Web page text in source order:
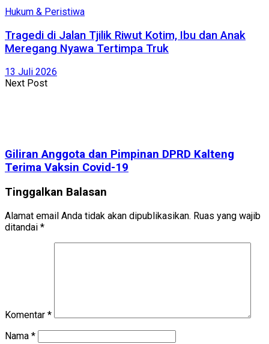
Hukum & Peristiwa
Tragedi di Jalan Tjilik Riwut Kotim, Ibu dan Anak
Meregang Nyawa Tertimpa Truk
13 Juli 2026
Next Post
Giliran Anggota dan Pimpinan DPRD Kalteng
Terima Vaksin Covid-19
Tinggalkan Balasan
Alamat email Anda tidak akan dipublikasikan. Ruas yang wajib
ditandai *
Komentar *
Nama *